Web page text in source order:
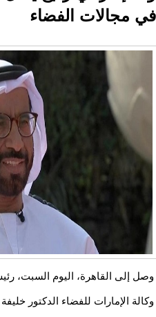
في مجالات الفضاء
وصل إلى القاهرة، اليوم السبت،
وكالة الإمارات للفضاء الدكتور